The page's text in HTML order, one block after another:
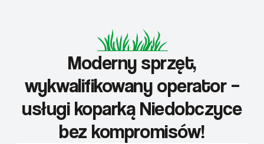
Moderny sprzęt,
wykwalifikowany operator –
usługi koparką Niedobczyce
bez kompromisów!